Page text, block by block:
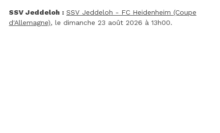
SSV Jeddeloh : SSV Jeddeloh - FC Heidenheim (Coupe
d'Allemagne), le dimanche 23 août 2026 à 13h00.